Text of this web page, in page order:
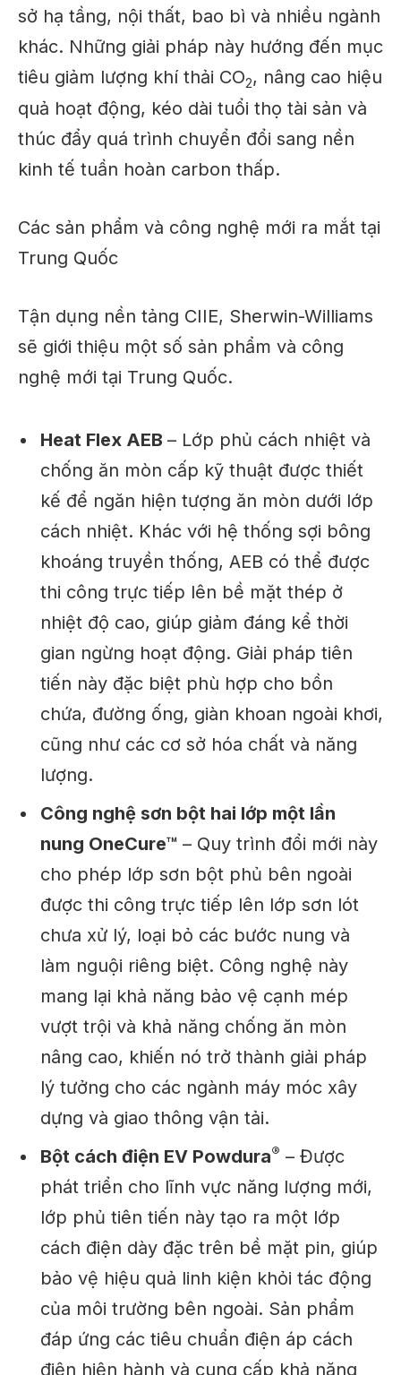
sở hạ tầng, nội thất, bao bì và nhiều ngành
khác. Những giải pháp này hướng đến mục
tiêu giảm lượng khí thải CO2, nâng cao hiệu
quả hoạt động, kéo dài tuổi thọ tài sản và
thúc đẩy quá trình chuyển đổi sang nền
kinh tế tuần hoàn carbon thấp.
Các sản phẩm và công nghệ mới ra mắt tại
Trung Quốc
Tận dụng nền tảng CIIE, Sherwin-Williams
sẽ giới thiệu một số sản phẩm và công
nghệ mới tại Trung Quốc.
Heat Flex AEB – Lớp phủ cách nhiệt và
chống ăn mòn cấp kỹ thuật được thiết
kế để ngăn hiện tượng ăn mòn dưới lớp
cách nhiệt. Khác với hệ thống sợi bông
khoáng truyền thống, AEB có thể được
thi công trực tiếp lên bề mặt thép ở
nhiệt độ cao, giúp giảm đáng kể thời
gian ngừng hoạt động. Giải pháp tiên
tiến này đặc biệt phù hợp cho bồn
chứa, đường ống, giàn khoan ngoài khơi,
cũng như các cơ sở hóa chất và năng
lượng.
Công nghệ sơn bột hai lớp một lần
nung OneCure™ – Quy trình đổi mới này
cho phép lớp sơn bột phủ bên ngoài
được thi công trực tiếp lên lớp sơn lót
chưa xử lý, loại bỏ các bước nung và
làm nguội riêng biệt. Công nghệ này
mang lại khả năng bảo vệ cạnh mép
vượt trội và khả năng chống ăn mòn
nâng cao, khiến nó trở thành giải pháp
lý tưởng cho các ngành máy móc xây
dựng và giao thông vận tải.
Bột cách điện EV Powdura® – Được
phát triển cho lĩnh vực năng lượng mới,
lớp phủ tiên tiến này tạo ra một lớp
cách điện dày đặc trên bề mặt pin, giúp
bảo vệ hiệu quả linh kiện khỏi tác động
của môi trường bên ngoài. Sản phẩm
đáp ứng các tiêu chuẩn điện áp cách
điện hiện hành và cung cấp khả năng